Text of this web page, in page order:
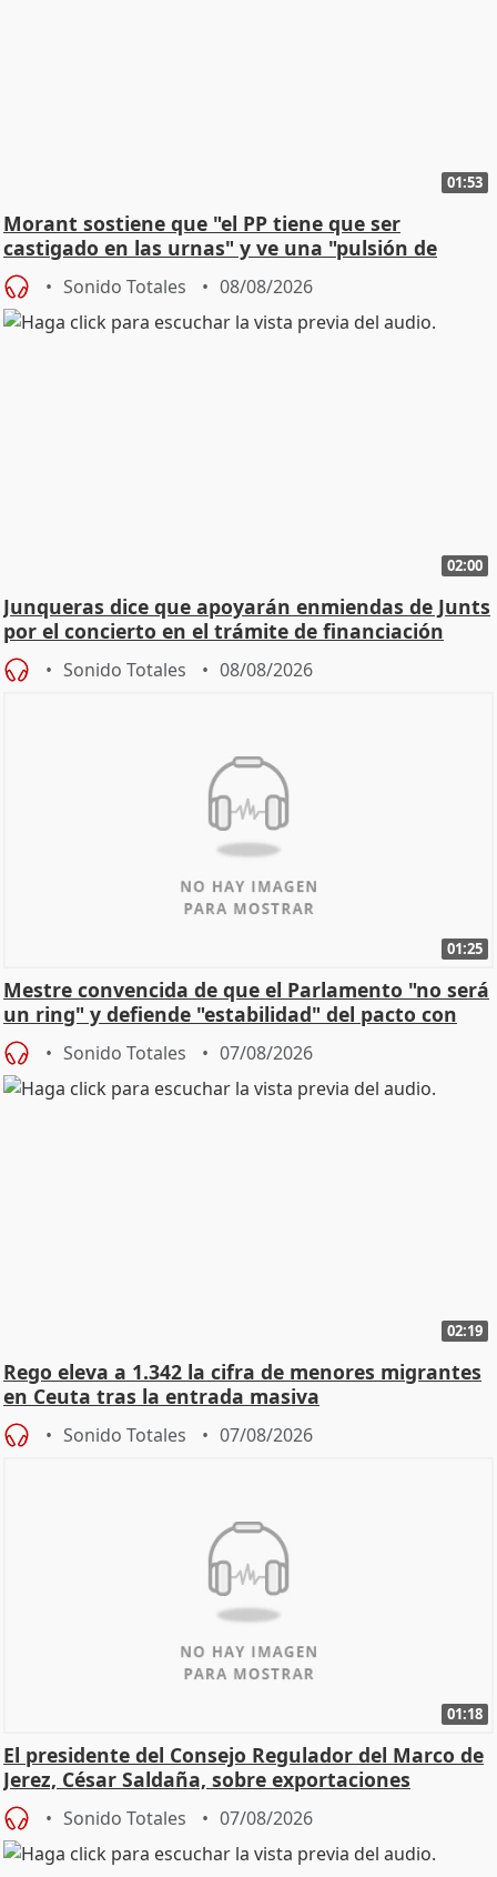
01:53
Morant sostiene que "el PP tiene que ser
castigado en las urnas" y ve una "pulsión de
cambio"
Sonido Totales 08/08/2026
02:00
Junqueras dice que apoyarán enmiendas de Junts
por el concierto en el trámite de financiación
Sonido Totales 08/08/2026
01:25
Mestre convencida de que el Parlamento "no será
un ring" y defiende "estabilidad" del pacto con
Vox
Sonido Totales 07/08/2026
02:19
Rego eleva a 1.342 la cifra de menores migrantes
en Ceuta tras la entrada masiva
Sonido Totales 07/08/2026
01:18
El presidente del Consejo Regulador del Marco de
Jerez, César Saldaña, sobre exportaciones
Sonido Totales 07/08/2026